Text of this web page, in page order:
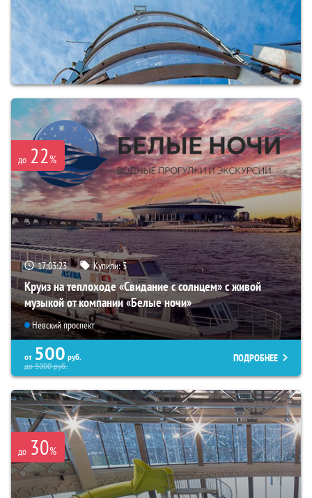
до 22%
17:03:21 Купили:3
Круиз на теплоходе «Свидание с солнцем» с живой
музыкой от компании «Белые ночи»
Невский проспект
от 500 руб.
до5000руб.
ПОДРОБНЕЕ
до 30%